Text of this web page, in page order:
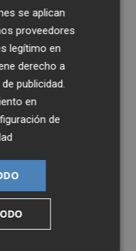
se aplican
proveedores
legítimo en
derecho a
publicidad
en
de